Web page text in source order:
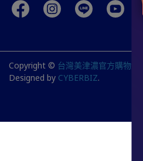
Copyright © 台灣美津濃官方購物網站
Designed by CYBERBIZ.